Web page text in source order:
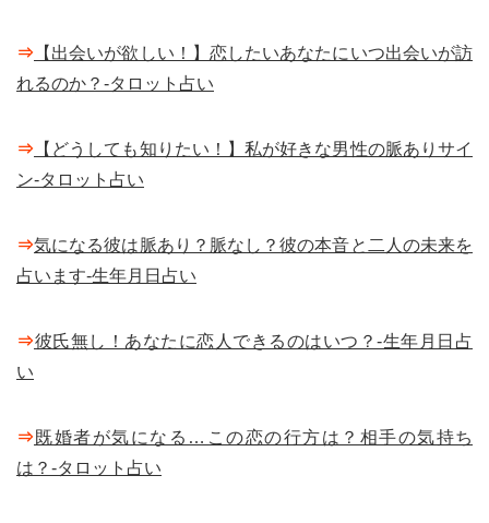
⇒ 【出会いが欲しい！】恋したいあなたにいつ出会いが訪
れるのか？-タロット占い
⇒ 【どうしても知りたい！】私が好きな男性の脈ありサイ
ン-タロット占い
⇒気になる彼は脈あり？脈なし？彼の本音と二人の未来を
占います-生年月日占い
⇒彼氏無し！あなたに恋人できるのはいつ？-生年月日占
い
⇒既婚者が気になる…この恋の行方は？相手の気持ち
は？-タロット占い